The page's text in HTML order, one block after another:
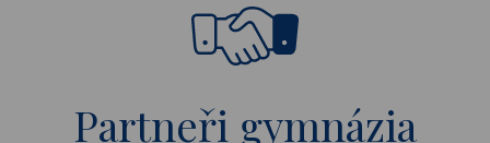
Partneři gymnázia